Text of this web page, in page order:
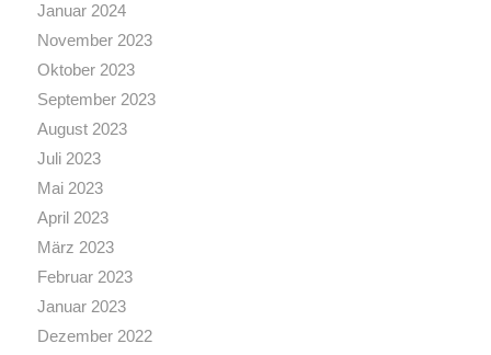
Januar 2024
November 2023
Oktober 2023
September 2023
August 2023
Juli 2023
Mai 2023
April 2023
März 2023
Februar 2023
Januar 2023
Dezember 2022